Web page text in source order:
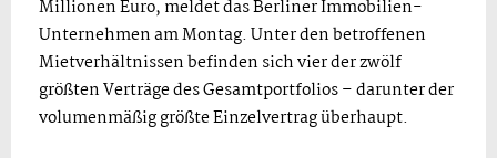
Millionen Euro, meldet das Berliner Immobilien-
Unternehmen am Montag. Unter den betroffenen
Mietverhältnissen befinden sich vier der zwölf
größten Verträge des Gesamtportfolios – darunter der
volumenmäßig größte Einzelvertrag überhaupt.